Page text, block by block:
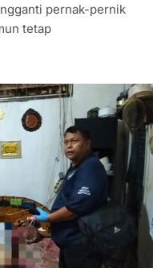
pernak-pernik
tetap